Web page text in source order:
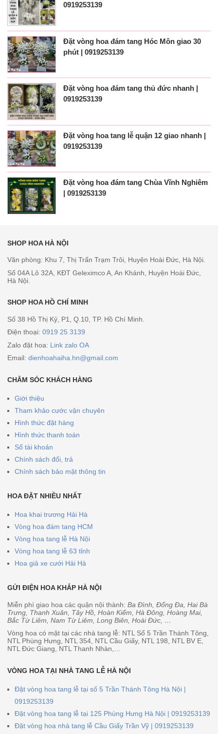
0919253139
Đặt vòng hoa đám tang Hóc Môn giao 30
phút | 0919253139
Đặt vòng hoa đám tang thủ đức nhanh |
0919253139
Đặt vòng hoa tang lễ quận 12 giao nhanh |
0919253139
Đặt vòng hoa đám tang Chùa Vĩnh Nghiêm
| 0919253139
SHOP HOA HÀ NỘI
Văn phòng: Khu 7, Thị Trấn Trạm Trôi, Huyện Hoài Đức, Hà Nội.
Số 04A Lô 32A, KĐT Geleximco A, An Khánh, Huyện Hoài Đức,
Hà Nội.
SHOP HOA HỒ CHÍ MINH
Số 38 Hồ Thị Kỷ, P1, Q.10, TP. Hồ Chí Minh.
Điện thoại: 0919 25 3139
Zalo đặt hoa: Link zalo OA
Email: dienhoahaiha.hn@gmail.com
CHĂM SÓC KHÁCH HÀNG
Giới thiệu
Tham khảo cước vận chuyên
Hình thức đặt hàng
Hình thức thanh toán
Số tài khoản
Chính sách đổi, trả
Chính sách bảo mật thông tin
HOA ĐẶT NHIỀU NHẤT
Hoa khai trương Hải Hà
Vòng hoa đám tang HCM
Vòng hoa tang lễ Hà Nội
Vòng hoa tang lễ 63 tỉnh
Hoa giả xe cưới Hải Hà
GỬI ĐIỆN HOA KHẮP HÀ NỘI
Miễn phí giao hoa các quận nội thành: Ba Đình, Đống Đa, Hai Bà
Trưng, Thanh Xuân, Tây Hồ, Hoàn Kiếm, Hà Đông, Hoàng Mai,
Bắc Từ Liêm, Nam Từ Liêm, Long Biên, Hoài Đức, …
Vòng hoa có mặt tại các nhà tang lễ: NTL Số 5 Trần Thánh Tông,
NTL Phùng Hưng, NTL 354, NTL Cầu Giấy, NTL 198, NTL BV E,
NTL Đức Giang, NTL Thanh Nhàn,…
VÒNG HOA TẠI NHÀ TANG LỄ HÀ NỘI
Đặt vòng hoa tang lễ tại số 5 Trần Thánh Tông Hà Nội |
0919253139
Đặt vòng hoa tang lễ tại 125 Phùng Hưng Hà Nội | 0919253139
Đặt vòng hoa nhà tang lễ Cầu Giấy Trần Vỹ | 0919253139